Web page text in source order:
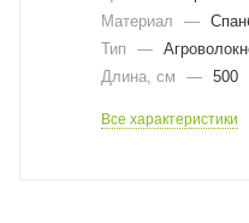
Материал
—
Тип
—
Длина, cм
— 500
Все характеристики